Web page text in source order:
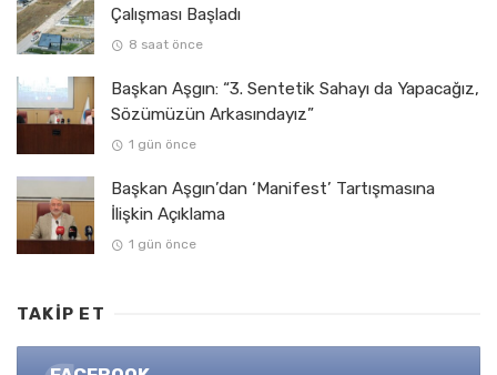
Çalışması Başladı
8 saat önce
Başkan Aşgın: “3. Sentetik Sahayı da Yapacağız,
Sözümüzün Arkasındayız”
1 gün önce
Başkan Aşgın’dan ‘Manifest’ Tartışmasına
İlişkin Açıklama
1 gün önce
TAKIP ET